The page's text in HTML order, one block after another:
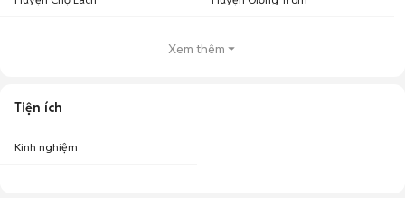
Xem thêm
Tiện ích
Kinh nghiệm